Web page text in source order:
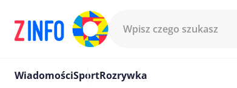
WiadomościSportRozrywka